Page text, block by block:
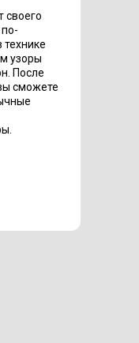
своего
узоры
После
сможете